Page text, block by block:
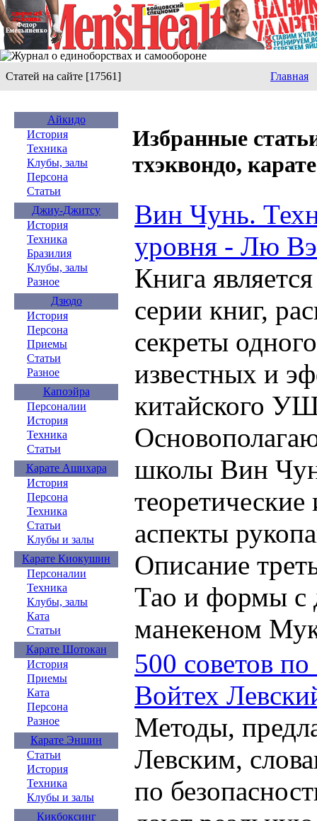
Статей на сайте [17561] Главная
Айкидо
История
Техника
Клубы, залы
Персона
Статьи
Джиу-Джитсу
История
Техника
Бразилия
Клубы, залы
Разное
Дзюдо
История
Персона
Приемы
Статьи
Разное
Капоэйра
Персоналии
История
Техника
Статьи
Карате Ашихара
История
Персона
Техника
Статьи
Клубы и залы
Карате Киокушин
Персоналии
Техника
Клубы, залы
Ката
Статьи
Карате Шотокан
История
Приемы
Ката
Персона
Разное
Карате Эншин
Статьи
История
Техника
Клубы и залы
Кикбоксинг
Избранные
тхэквондо, карате
Вин Чунь.
уровня - Лю
Книга
серии книг,
секреты
известных и
китайского
школы Вин
аспекты
Описание
Тао и формы с
манекеном
500 советов
Войтех
Методы,
Левским,
по